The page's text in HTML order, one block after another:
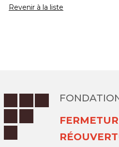
Revenir à la liste